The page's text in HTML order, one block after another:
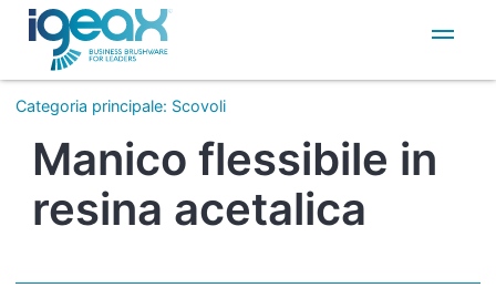
IT
EN
Categoria principale: Scovoli
Manico flessibile in
resina acetalica